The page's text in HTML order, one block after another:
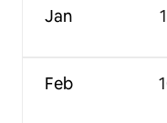
Jan
Feb